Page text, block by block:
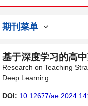
期刊菜单
基于深度学习的高
Research on Teaching
Deep Learning
DOI: 10.12677/